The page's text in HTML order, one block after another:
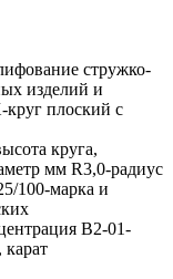
стружко-
изделий и
круг плоский с
круга,
мм R3,0-радиус
100-марка и
В2-01-
карат